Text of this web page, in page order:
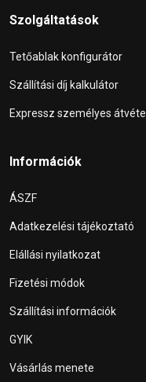
Szolgáltatások
Tetőablak konfigurátor
Szállítási díj kalkulátor
Expressz személyes átvétel
Információk
ÁSZF
Adatkezelési tájékoztató
Elállási nyilatkozat
Fizetési módok
Szállítási információk
GYIK
Vásárlás menete